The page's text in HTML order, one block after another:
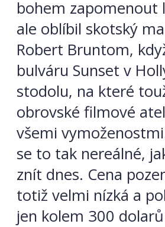
bohem zapomenout
ale oblíbil skotský
Robert Bruntom,
bulváru Sunset v
stodolu, na které
obrovské filmové
všemi
se to tak nereálné,
znít dnes. Cena
totiž velmi nízká a
jen kolem 300